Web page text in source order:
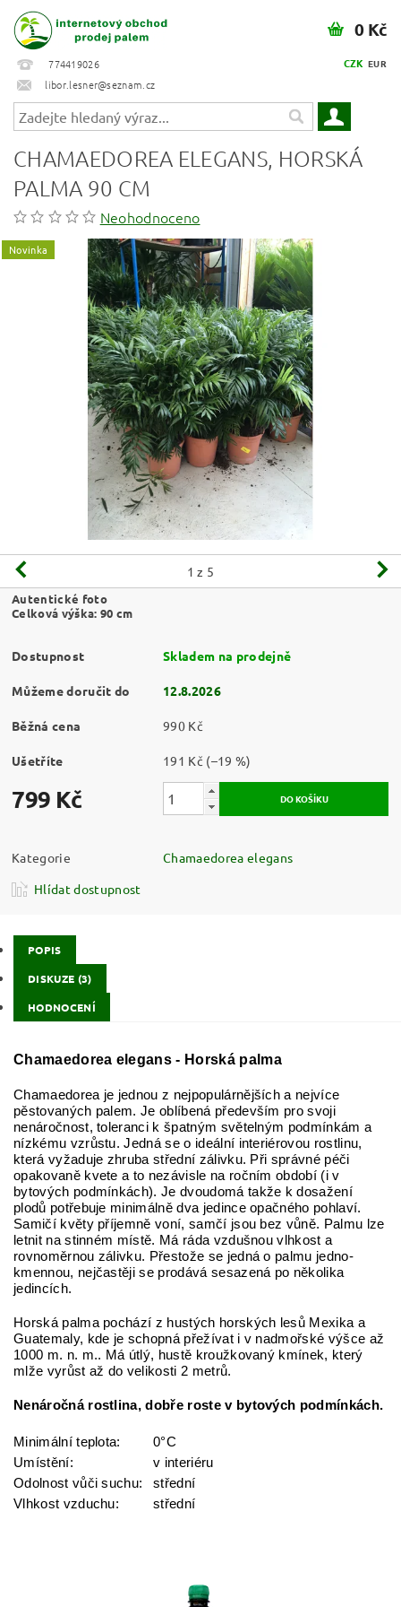
774419026
libor.lesner@seznam.cz
CZK EUR
0 Kč
CHAMAEDOREA ELEGANS, HORSKÁ
PALMA 90 CM
Neohodnoceno
Novinka
1 z 5
Autentické foto
Celková výška: 90 cm
Dostupnost Skladem na prodejně
Můžeme doručit do 12.8.2026
Běžná cena 990 Kč
Ušetříte 191 Kč (–19 %)
799 Kč
Kategorie
Chamaedorea elegans
Hlídat dostupnost
POPIS
DISKUZE (3)
HODNOCENÍ
Chamaedorea elegans - Horská palma
Chamaedorea je jednou z nejpopulárnějších a nejvíce
pěstovaných palem. Je oblíbená především pro svoji
nenáročnost, toleranci k špatným světelným podmínkám a
nízkému vzrůstu. Jedná se o ideální interiérovou rostlinu,
která vyžaduje zhruba střední zálivku. Při správné péči
opakovaně kvete a to nezávisle na ročním období (i v
bytových podmínkách). Je dvoudomá takže k dosažení
plodů potřebuje minimálně dva jedince opačného pohlaví.
Samičí květy příjemně voní, samčí jsou bez vůně. Palmu lze
letnit na stinném místě. Má ráda vzdušnou vlhkost a
rovnoměrnou zálivku. Přestože se jedná o palmu jedno-
kmennou, nejčastěji se prodává sesazená po několika
jedincích.
Horská palma pochází z hustých horských lesů Mexika a
Guatemaly, kde je schopná přežívat i v nadmořské výšce až
1000 m. n. m.. Má útlý, hustě kroužkovaný kmínek, který
mlže vyrůst až do velikosti 2 metrů.
Nenáročná rostlina, dobře roste v bytových podmínkách.
Minimální teplota:
0°C
Umístění:
v interiéru
Odolnost vůči suchu:
střední
Vlhkost vzduchu:
střední